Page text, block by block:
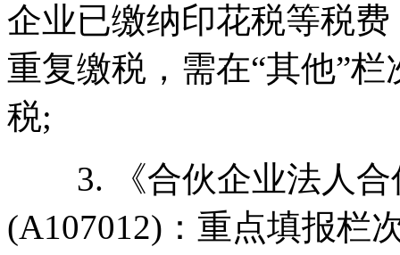
企业已缴纳印花税等税
重复缴税，需在“其他”
税;
3. 《合伙企业法人合
(A107012)：重点填报栏